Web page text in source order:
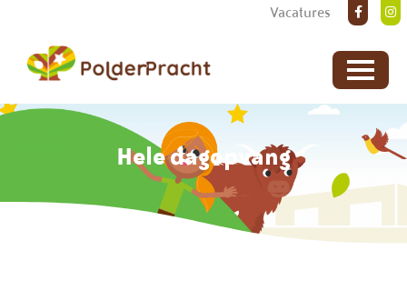
Vacatures
Hele dagopvang